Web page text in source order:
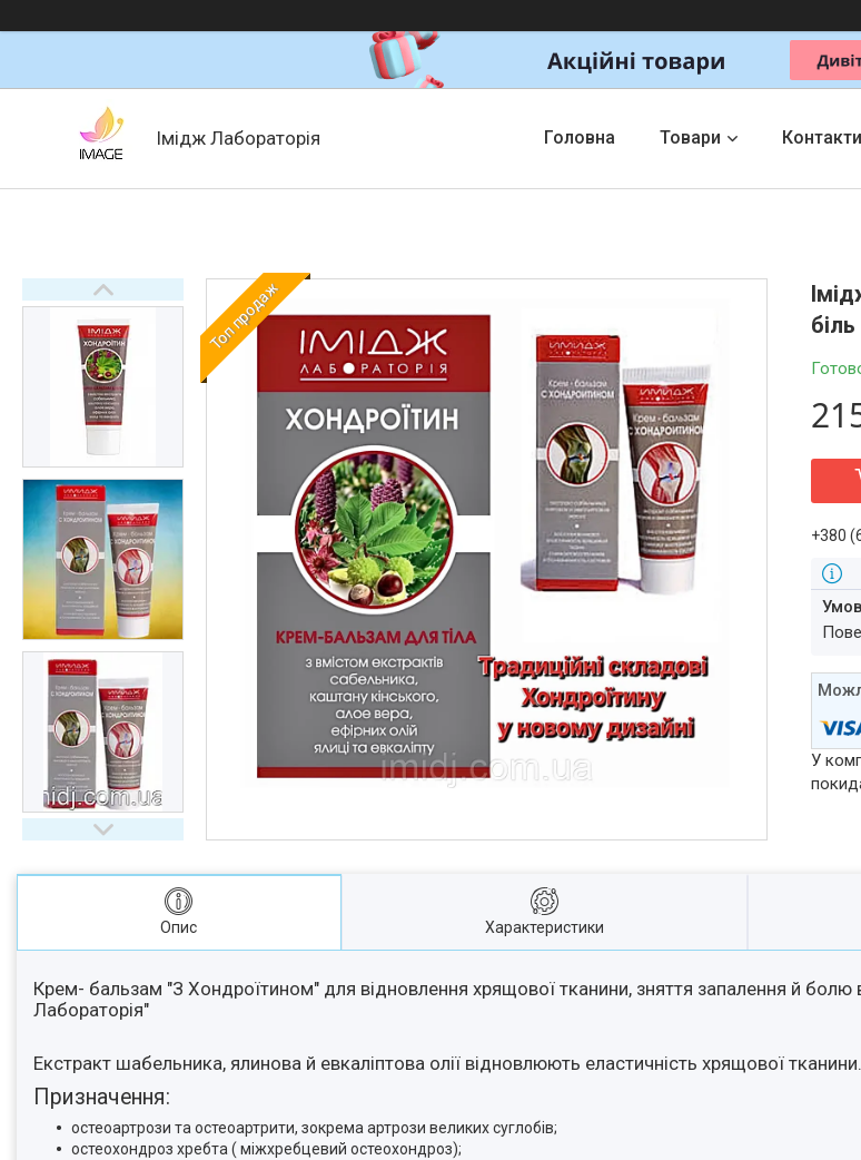
Імідж Лабораторія Головна Товари Контакти
Топ продаж
+380
У
Опис Характеристики
Крем- бальзам "З Хондроїтином" для відновлення хрящової тканини, зняття запалення й болю
Лабораторія"
Екстракт шабельника, ялинова й евкаліптова олії відновлюють еластичність хрящової тканини.
Призначення:
остеоартрози та остеоартрити, зокрема артрози великих суглобів;
остеохондроз хребта ( міжхребцевий остеохондроз);